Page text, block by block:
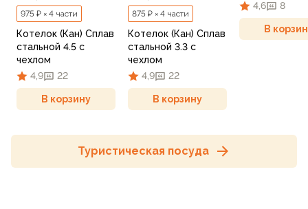
975 ₽ × 4 части
Котелок (Кан) Сплав
стальной 4.5 с
чехлом
4,9
22
В корзину
875 ₽ × 4 части
Котелок (Кан) Сплав
стальной 3.3 с
чехлом
4,9
22
В корзину
4,6
8
В
Туристическая посуда